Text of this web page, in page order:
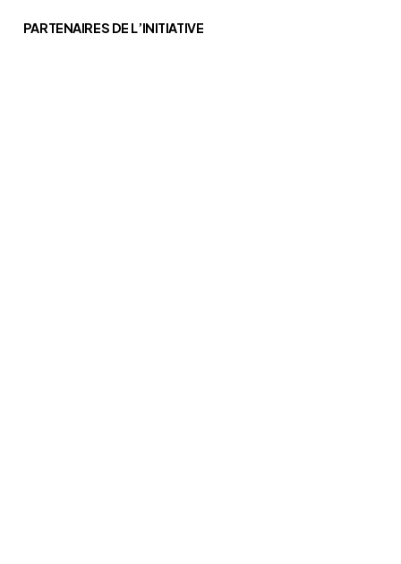
PARTENAIRES DE L’INITIATIVE